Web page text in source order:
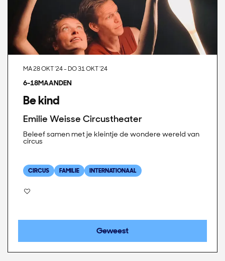
Be kind
Emilie Weisse Circustheater
6-18MAANDEN
MA 28 OKT '24-DO 31 OKT '24
Beleef samen met je kleintje de wondere wereld van
circus
CIRCUS FAMILIE INTERNATIONAAL
Geweest